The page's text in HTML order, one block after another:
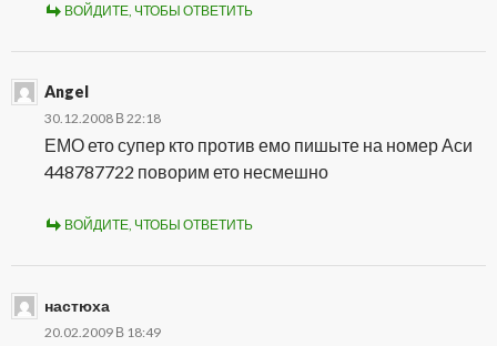
ВОЙДИТЕ, ЧТОБЫ ОТВЕТИТЬ
Angel
30.12.2008 В 22:18
ЕМО ето супер кто против емо пишыте на номер Аси
448787722 поворим ето несмешно
ВОЙДИТЕ, ЧТОБЫ ОТВЕТИТЬ
настюха
20.02.2009 В 18:49